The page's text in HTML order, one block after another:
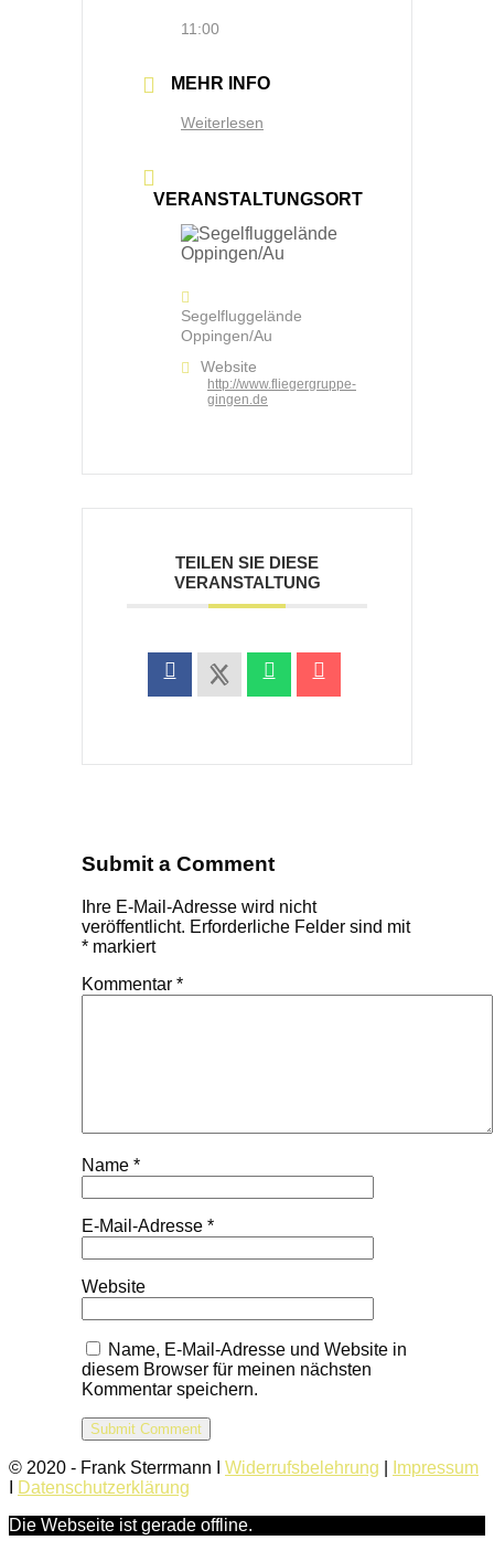
11:00
MEHR INFO
Weiterlesen
VERANSTALTUNGSORT
Segelfluggelände
Oppingen/Au
Website
http://www.fliegergruppe-
gingen.de
TEILEN SIE DIESE
VERANSTALTUNG
Submit a Comment
Ihre E-Mail-Adresse wird nicht
veröffentlicht. Erforderliche Felder sind mit
* markiert
Kommentar *
Name *
E-Mail-Adresse *
Website
Name, E-Mail-Adresse und Website in
diesem Browser für meinen nächsten
Kommentar speichern.
© 2020 - Frank Sterrmann I Widerrufsbelehrung
Impressum
Datenschutzerklärung
Die Webseite ist gerade offline.